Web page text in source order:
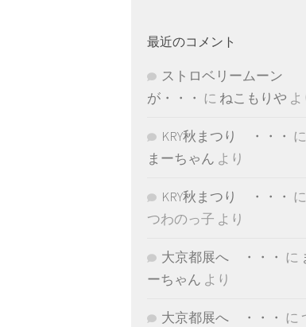
最近のコメント
ストロベリームーン
が・・・ に ねこもりや よ
KRY秋まつり ・・・ に
まーちゃん より
KRY秋まつり ・・・ に
つわのっ子 より
大京都展へ ・・・ に
ーちゃん より
大京都展へ ・・・ に